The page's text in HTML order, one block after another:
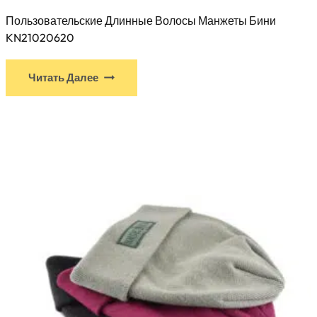
Пользовательские Длинные Волосы Манжеты Бини
KN21020620
Читать Далее
выбрать
на
странице
товара